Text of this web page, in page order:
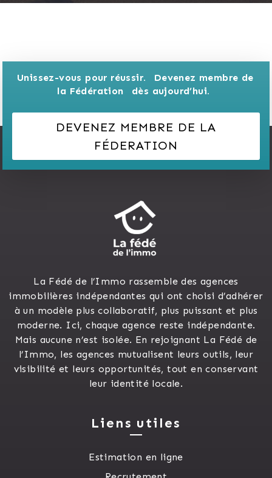
Unissez-vous pour réussir.
Devenez membre de
la Fédération
dès aujourd’hui.
DEVENEZ MEMBRE DE LA
FÉDERATION
La Fédé de l’Immo rassemble des agences
immobilières indépendantes qui ont choisi d’adhérer
à un modèle plus collaboratif, plus puissant et plus
moderne. Ici, chaque agence reste indépendante.
Mais aucune n’est isolée. En rejoignant La Fédé de
l’Immo, les agences mutualisent leurs outils, leur
visibilité et leurs opportunités, tout en conservant
leur identité locale.
Liens utiles
Estimation en ligne